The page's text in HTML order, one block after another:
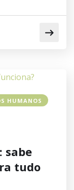
HUMANOS
sabe
tudo